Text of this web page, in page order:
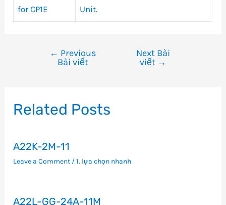
for CP1E
Unit.
viết
← Previous
Bài viết
Next Bài
viết →
Related Posts
A22K-2M-11
Leave a Comment /1. lựa chọn nhanh
A22L-GG-24A-11M